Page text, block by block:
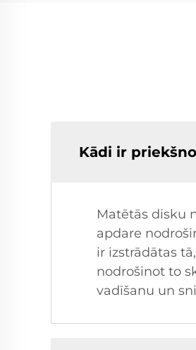
Kādi ir
Matētās disku
apdare
ir izstrādātas
nodrošinot to
vadīšanu un